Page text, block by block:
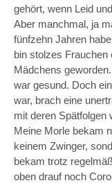
gehört, wenn Leid
Aber manchmal, ja
fünfzehn Jahren
bin stolzes Frauchen
Mädchens
war gesund. Doch
war, brach eine
mit deren Spätfolgen
Meine Morle bekam
keinem Zwinger,
bekam trotz
oben drauf noch